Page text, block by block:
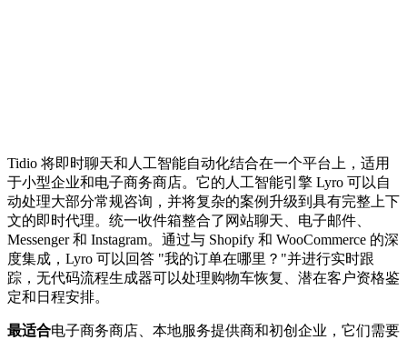
Tidio 将即时聊天和人工智能自动化结合在一个平台上，适用
于小型企业和电子商务商店。它的人工智能引擎 Lyro 可以自
动处理大部分常规咨询，并将复杂的案例升级到具有完整上下
文的即时代理。统一收件箱整合了网站聊天、电子邮件、
Messenger 和 Instagram。通过与 Shopify 和 WooCommerce 的深
度集成，Lyro 可以回答 "我的订单在哪里？"并进行实时跟
踪，无代码流程生成器可以处理购物车恢复、潜在客户资格鉴
定和日程安排。
最适合电子商务商店、本地服务提供商和初创企业，它们需要